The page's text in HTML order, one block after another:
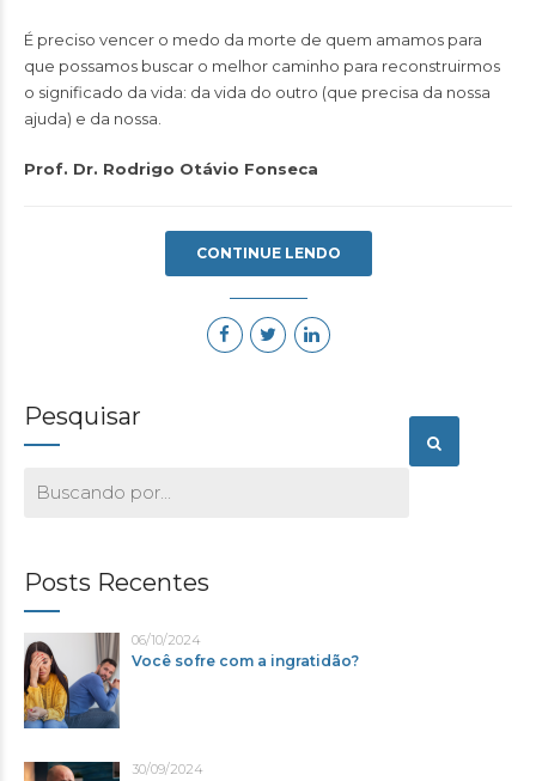
É preciso vencer o medo da morte de quem amamos para
que possamos buscar o melhor caminho para reconstruirmos
o significado da vida: da vida do outro (que precisa da nossa
ajuda) e da nossa.
Prof. Dr. Rodrigo Otávio Fonseca
CONTINUE LENDO
Pesquisar
Posts Recentes
06/10/2024
Você sofre com a ingratidão?
30/09/2024